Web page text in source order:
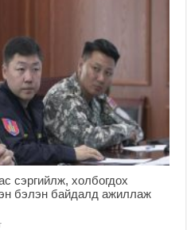
сэргийлж, холбогдох
бэлэн байдалд ажиллаж